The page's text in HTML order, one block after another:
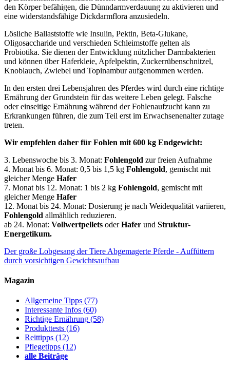
den Körper befähigen, die Dünndarmverdauung zu aktivieren und
eine widerstandsfähige Dickdarmflora anzusiedeln.
Lösliche Ballaststoffe wie Insulin, Pektin, Beta-Glukane,
Oligosaccharide und verschieden Schleimstoffe gelten als
Probiotika. Sie dienen der Entwicklung nützlicher Darmbakterien
und können über Haferkleie, Apfelpektin, Zuckerrübenschnitzel,
Knoblauch, Zwiebel und Topinambur aufgenommen werden.
In den ersten drei Lebensjahren des Pferdes wird durch eine richtige
Ernährung der Grundstein für das weitere Leben gelegt. Falsche
oder einseitige Ernährung während der Fohlenaufzucht kann zu
Erkrankungen führen, die zum Teil erst im Erwachsenenalter zutage
treten.
Wir empfehlen daher für Fohlen mit 600 kg Endgewicht:
3. Lebenswoche bis 3. Monat: Fohlengold zur freien Aufnahme
4. Monat bis 6. Monat: 0,5 bis 1,5 kg Fohlengold, gemischt mit
gleicher Menge Hafer
7. Monat bis 12. Monat: 1 bis 2 kg Fohlengold, gemischt mit
gleicher Menge Hafer
12. Monat bis 24. Monat: Dosierung je nach Weidequalität variieren,
Fohlengold allmählich reduzieren.
ab 24. Monat: Vollwertpellets oderHafer und Struktur-
Energetikum.
Der große Lobgesang der Tiere Abgemagerte Pferde - Auffüttern
durch vorsichtigen Gewichtsaufbau
Magazin
Allgemeine Tipps (77)
Interessante Infos (60)
Richtige Ernährung (58)
Produkttests (16)
Reittipps (12)
Pflegetipps (12)
alle Beiträge